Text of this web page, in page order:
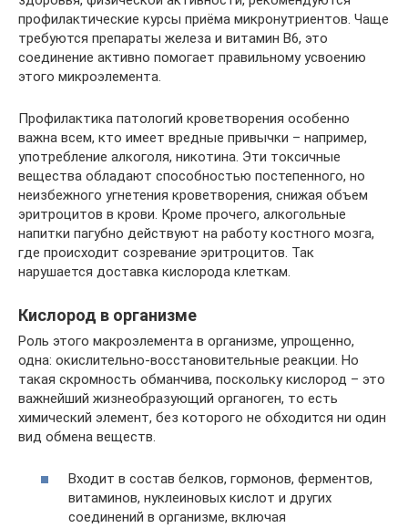
профилактические курсы приёма микронутриентов. Чаще
требуются препараты железа и витамин В6, это
соединение активно помогает правильному усвоению
этого микроэлемента.
Профилактика патологий кроветворения особенно
важна всем, кто имеет вредные привычки – например,
употребление алкоголя, никотина. Эти токсичные
вещества обладают способностью постепенного, но
неизбежного угнетения кроветворения, снижая объем
эритроцитов в крови. Кроме прочего, алкогольные
напитки пагубно действуют на работу костного мозга,
где происходит созревание эритроцитов. Так
нарушается доставка кислорода клеткам.
Кислород в организме
Роль этого макроэлемента в организме, упрощенно,
одна: окислительно-восстановительные реакции. Но
такая скромность обманчива, поскольку кислород – это
важнейший жизнеобразующий органоген, то есть
химический элемент, без которого не обходится ни один
вид обмена веществ.
Входит в состав белков, гормонов, ферментов,
витаминов, нуклеиновых кислот и других
соединений в организме, включая